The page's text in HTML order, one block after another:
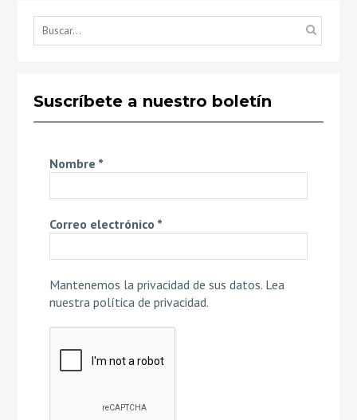
Suscríbete a nuestro boletín
Nombre *
Correo electrónico *
Mantenemos la privacidad de sus datos. Lea
nuestra política de privacidad.